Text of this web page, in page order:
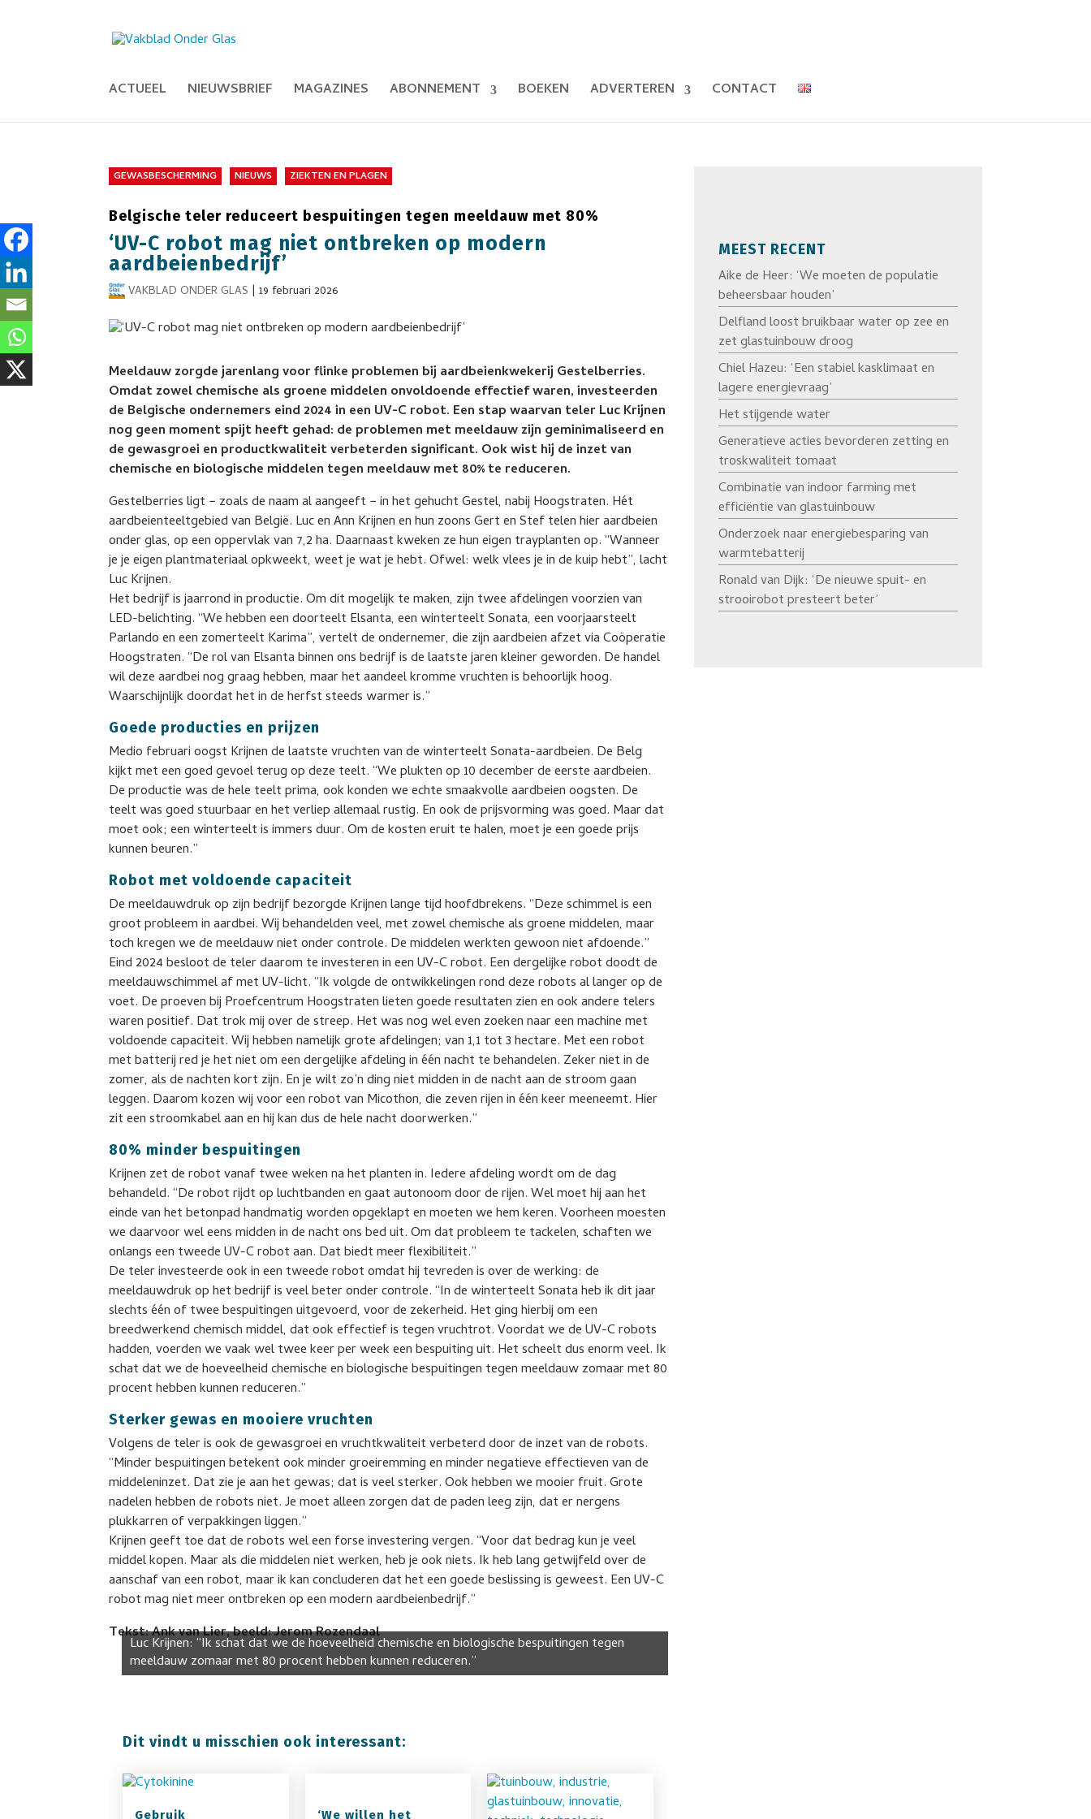
ACTUEEL NIEUWSBRIEF MAGAZINES ABONNEMENT BOEKEN ADVERTEREN CONTACT
GEWASBESCHERMING NIEUWS ZIEKTEN EN PLAGEN
Belgische teler reduceert bespuitingen tegen meeldauw met 80%
‘UV-C robot mag niet ontbreken op modern
aardbeienbedrijf’
VAKBLAD ONDER GLAS |19 februari 2026
Meeldauw zorgde jarenlang voor flinke problemen bij aardbeienkwekerij Gestelberries.
Omdat zowel chemische als groene middelen onvoldoende effectief waren, investeerden
de Belgische ondernemers eind 2024 in een UV-C robot. Een stap waarvan teler Luc Krijnen
nog geen moment spijt heeft gehad: de problemen met meeldauw zijn geminimaliseerd en
de gewasgroei en productkwaliteit verbeterden significant. Ook wist hij de inzet van
chemische en biologische middelen tegen meeldauw met 80% te reduceren.
Gestelberries ligt − zoals de naam al aangeeft − in het gehucht Gestel, nabij Hoogstraten. Hét
aardbeienteeltgebied van België. Luc en Ann Krijnen en hun zoons Gert en Stef telen hier aardbeien
onder glas, op een oppervlak van 7,2 ha. Daarnaast kweken ze hun eigen trayplanten op. “Wanneer
je je eigen plantmateriaal opkweekt, weet je wat je hebt. Ofwel: welk vlees je in de kuip hebt”, lacht
Luc Krijnen.
Het bedrijf is jaarrond in productie. Om dit mogelijk te maken, zijn twee afdelingen voorzien van
LED-belichting. “We hebben een doorteelt Elsanta, een winterteelt Sonata, een voorjaarsteelt
Parlando en een zomerteelt Karima”, vertelt de ondernemer, die zijn aardbeien afzet via Coöperatie
Hoogstraten. “De rol van Elsanta binnen ons bedrijf is de laatste jaren kleiner geworden. De handel
wil deze aardbei nog graag hebben, maar het aandeel kromme vruchten is behoorlijk hoog.
Waarschijnlijk doordat het in de herfst steeds warmer is.”
Goede producties en prijzen
Medio februari oogst Krijnen de laatste vruchten van de winterteelt Sonata-aardbeien. De Belg
kijkt met een goed gevoel terug op deze teelt. “We plukten op 10 december de eerste aardbeien.
De productie was de hele teelt prima, ook konden we echte smaakvolle aardbeien oogsten. De
teelt was goed stuurbaar en het verliep allemaal rustig. En ook de prijsvorming was goed. Maar dat
moet ook; een winterteelt is immers duur. Om de kosten eruit te halen, moet je een goede prijs
kunnen beuren.”
Robot met voldoende capaciteit
De meeldauwdruk op zijn bedrijf bezorgde Krijnen lange tijd hoofdbrekens. “Deze schimmel is een
groot probleem in aardbei. Wij behandelden veel, met zowel chemische als groene middelen, maar
toch kregen we de meeldauw niet onder controle. De middelen werkten gewoon niet afdoende.”
Eind 2024 besloot de teler daarom te investeren in een UV-C robot. Een dergelijke robot doodt de
meeldauwschimmel af met UV-licht. “Ik volgde de ontwikkelingen rond deze robots al langer op de
voet. De proeven bij Proefcentrum Hoogstraten lieten goede resultaten zien en ook andere telers
waren positief. Dat trok mij over de streep. Het was nog wel even zoeken naar een machine met
voldoende capaciteit. Wij hebben namelijk grote afdelingen; van 1,1 tot 3 hectare. Met een robot
met batterij red je het niet om een dergelijke afdeling in één nacht te behandelen. Zeker niet in de
zomer, als de nachten kort zijn. En je wilt zo’n ding niet midden in de nacht aan de stroom gaan
leggen. Daarom kozen wij voor een robot van Micothon, die zeven rijen in één keer meeneemt. Hier
zit een stroomkabel aan en hij kan dus de hele nacht doorwerken.”
80% minder bespuitingen
Krijnen zet de robot vanaf twee weken na het planten in. Iedere afdeling wordt om de dag
behandeld. “De robot rijdt op luchtbanden en gaat autonoom door de rijen. Wel moet hij aan het
einde van het betonpad handmatig worden opgeklapt en moeten we hem keren. Voorheen moesten
we daarvoor wel eens midden in de nacht ons bed uit. Om dat probleem te tackelen, schaften we
onlangs een tweede UV-C robot aan. Dat biedt meer flexibiliteit.”
De teler investeerde ook in een tweede robot omdat hij tevreden is over de werking: de
meeldauwdruk op het bedrijf is veel beter onder controle. “In de winterteelt Sonata heb ik dit jaar
slechts één of twee bespuitingen uitgevoerd, voor de zekerheid. Het ging hierbij om een
breedwerkend chemisch middel, dat ook effectief is tegen vruchtrot. Voordat we de UV-C robots
hadden, voerden we vaak wel twee keer per week een bespuiting uit. Het scheelt dus enorm veel. Ik
schat dat we de hoeveelheid chemische en biologische bespuitingen tegen meeldauw zomaar met 80
procent hebben kunnen reduceren.”
Sterker gewas en mooiere vruchten
Volgens de teler is ook de gewasgroei en vruchtkwaliteit verbeterd door de inzet van de robots.
“Minder bespuitingen betekent ook minder groeiremming en minder negatieve effectieven van de
middeleninzet. Dat zie je aan het gewas; dat is veel sterker. Ook hebben we mooier fruit. Grote
nadelen hebben de robots niet. Je moet alleen zorgen dat de paden leeg zijn, dat er nergens
plukkarren of verpakkingen liggen.”
Krijnen geeft toe dat de robots wel een forse investering vergen. “Voor dat bedrag kun je veel
middel kopen. Maar als die middelen niet werken, heb je ook niets. Ik heb lang getwijfeld over de
aanschaf van een robot, maar ik kan concluderen dat het een goede beslissing is geweest. Een UV-C
robot mag niet meer ontbreken op een modern aardbeienbedrijf.”
Tekst: Ank van Lier, beeld: Jerom Rozendaal
Luc Krijnen: “Ik schat dat we de hoeveelheid chemische en biologische bespuitingen tegen
meeldauw zomaar met 80 procent hebben kunnen reduceren.”
Dit vindt u misschien ook interessant:
Gebruik ‘We willen het
MEEST RECENT
Aike de Heer: ‘We moeten de populatie
beheersbaar houden’
Delfland loost bruikbaar water op zee en
zet glastuinbouw droog
Chiel Hazeu: ‘Een stabiel kasklimaat en
lagere energievraag’
Het stijgende water
Generatieve acties bevorderen zetting en
troskwaliteit tomaat
Combinatie van indoor farming met
efficiëntie van glastuinbouw
Onderzoek naar energiebesparing van
warmtebatterij
Ronald van Dijk: ‘De nieuwe spuit- en
strooirobot presteert beter’